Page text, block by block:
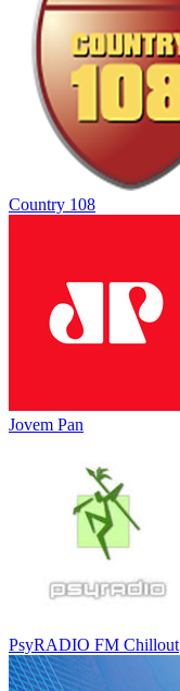
Country 108
Jovem Pan
PsyRADIO FM Chillout